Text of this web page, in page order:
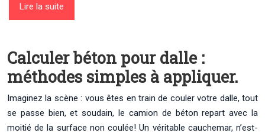
Lire la suite
Calculer béton pour dalle :
méthodes simples à appliquer.
Imaginez la scène : vous êtes en train de couler votre dalle, tout
se passe bien, et soudain, le camion de béton repart avec la
moitié de la surface non coulée! Un véritable cauchemar, n’est-